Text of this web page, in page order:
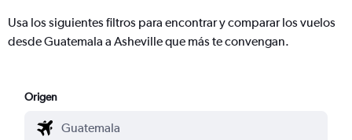
Usa los siguientes filtros para encontrar y comparar los vuelos
desde Guatemala a Asheville que más te convengan.
Origen